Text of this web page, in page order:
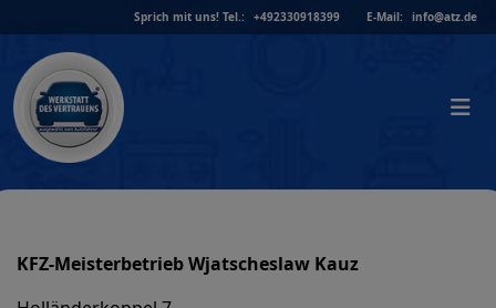
to
content
Sprich mit uns! Tel.: +492330918399 E-Mail: info@atz.de
KFZ-Meisterbetrieb Wjatscheslaw Kauz